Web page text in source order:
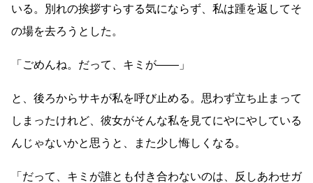
いる。別れの挨拶すらする気にならず、私は踵を返してそ
の場を去ろうとした。
「ごめんね。だって、キミが―― 」
と、後ろからサキが私を呼び止める。思わず立ち止まって
しまったけれど、彼女がそんな私を見てにやにやしている
んじゃないかと思うと、また少し悔しくなる。
「だって、キミが誰とも付き合わないのは、反しあわせガ